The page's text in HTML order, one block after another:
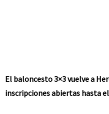
El baloncesto 3×3 vuelve a
inscripciones abiertas hasta